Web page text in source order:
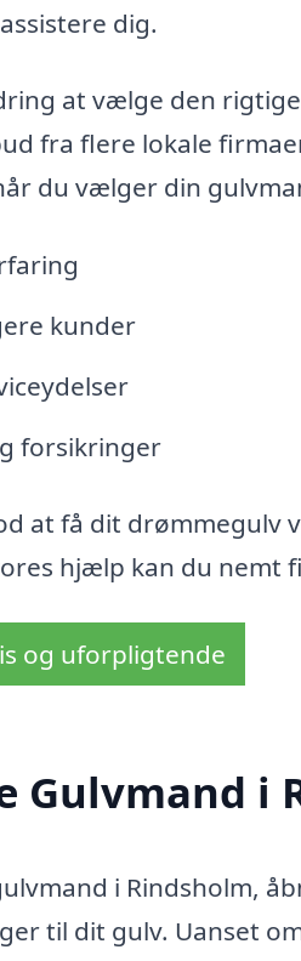
dig.
at vælge den
fra flere lokale
du vælger din
kunder
forsikringer
at få dit drømmegulv
hjælp kan du nemt
og uforpligtende
Gulvmand i
i Rindsholm,
til dit gulv. Uanset